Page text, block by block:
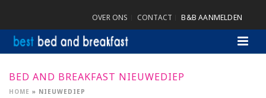
OVER ONS CONTACT B&B AANMELDEN
BED AND BREAKFAST NIEUWEDIEP
HOME » NIEUWEDIEP